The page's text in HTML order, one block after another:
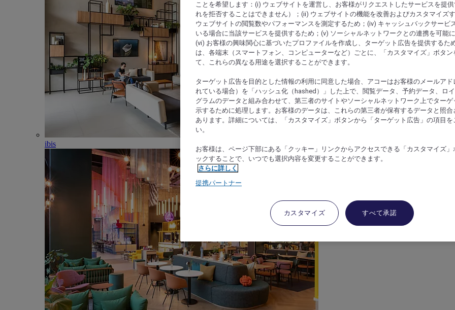
ibis
ことを希望します：(i) ウェブサイトを運営し、お客様がリクエストしたサービスを提供
れを拒否することはできません）；(ii) ウェブサイトの機能を改善およびカスタマイズ
ウェブサイトの閲覧数やパフォーマンスを測定するため；(iv) キャッシュバックサービ
いる場合に当該サービスを提供するため；(v) ソーシャルネットワークとの連携を可能
(vi) お客様の興味関心に基づいたプロファイルを作成し、ターゲット広告を提供するた
は、各端末（スマートフォン、コンピューターなど）ごとに、「カスタマイズ」ボタン
て、これらの異なる用途を選択することができます。
ターゲット広告を目的とした情報の利用に同意した場合、アコーはお客様のメールアド
れている場合）を「ハッシュ化（hashed）」した上で、閲覧データ、予約データ、ロ
グラムのデータと組み合わせて、第三者のサイトやソーシャルネットワーク上でター
示するために処理します。お客様のデータは、これらの第三者が保有するデータと照合
あります。詳細については、「カスタマイズ」ボタンから「ターゲット広告」の項目を
い。
お客様は、ページ下部にある「クッキー」リンクからアクセスできる「カスタマイズ」
ックすることで、いつでも選択内容を変更することができます。
さらに詳しく
提携パートナー
カスタマイズ すべて承諾